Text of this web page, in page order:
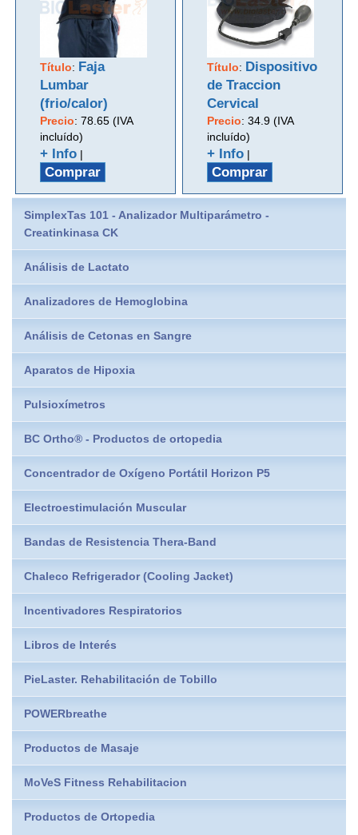
Título: Faja
Lumbar
(frio/calor)
Precio:78.65 (IVA
incluído)
+ Info |
Comprar
Título: Dispositivo
de Traccion
Cervical
Precio:34.9 (IVA
incluído)
+ Info |
Comprar
SimplexTas 101 - Analizador Multiparámetro -
Creatinkinasa CK
Análisis de Lactato
Analizadores de Hemoglobina
Análisis de Cetonas en Sangre
Aparatos de Hipoxia
Pulsioxímetros
BC Ortho® - Productos de ortopedia
Concentrador de Oxígeno Portátil Horizon P5
Electroestimulación Muscular
Bandas de Resistencia Thera-Band
Chaleco Refrigerador (Cooling Jacket)
Incentivadores Respiratorios
Libros de Interés
PieLaster. Rehabilitación de Tobillo
POWERbreathe
Productos de Masaje
MoVeS Fitness Rehabilitacion
Productos de Ortopedia